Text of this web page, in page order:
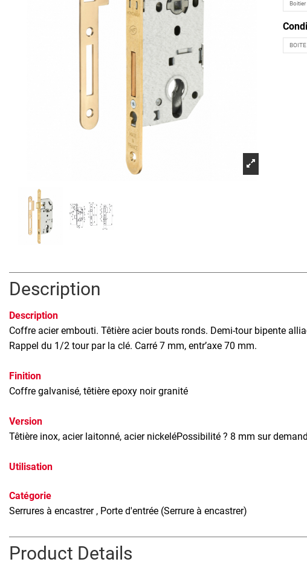
Description
Description
Coffre acier embouti. Têtière acier bouts ronds. Demi-tour bipente
Rappel du 1/2 tour par la clé. Carré 7 mm, entr’axe 70 mm.
Finition
Coffre galvanisé, têtière epoxy noir granité
Version
Têtière inox, acier laitonné, acier nickeléPossibilité ? 8 mm sur
Utilisation
Catégorie
Serrures à encastrer , Porte d'entrée (Serrure à encastrer)
Product Details